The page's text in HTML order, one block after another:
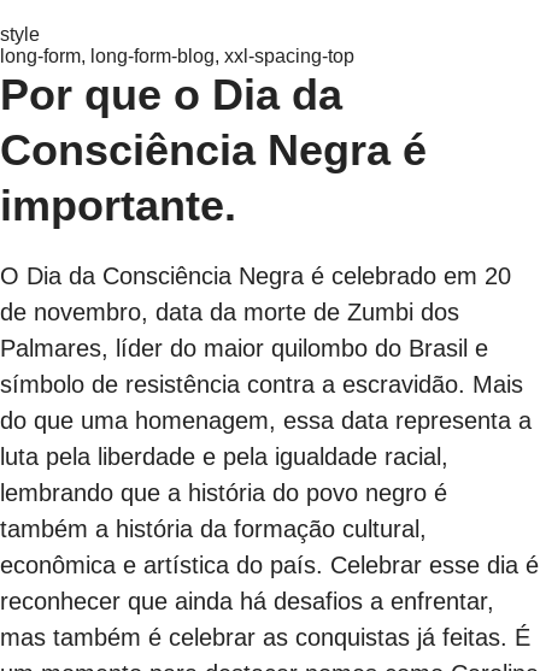
style
long-form, long-form-blog, xxl-spacing-top
Por que o Dia da
Consciência Negra é
importante.
O Dia da Consciência Negra é celebrado em 20
de novembro, data da morte de Zumbi dos
Palmares, líder do maior quilombo do Brasil e
símbolo de resistência contra a escravidão. Mais
do que uma homenagem, essa data representa a
luta pela liberdade e pela igualdade racial,
lembrando que a história do povo negro é
também a história da formação cultural,
econômica e artística do país. Celebrar esse dia é
reconhecer que ainda há desafios a enfrentar,
mas também é celebrar as conquistas já feitas. É